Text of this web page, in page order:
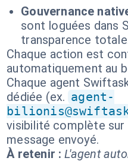
Gouvernance
sont loguées dans
transparence
Chaque action est
automatiquement au
Chaque agent
dédiée (ex. agent-
visibilité complète sur
message envoyé.
À retenir : L'agent